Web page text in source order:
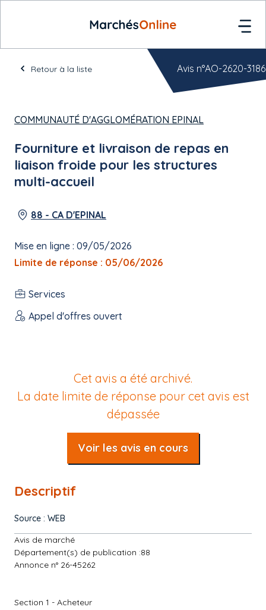
Retour à la liste
COMMUNAUTÉ D'AGGLOMÉRATION EPINAL
Fourniture et livraison de repas en
liaison froide pour les structures
multi-accueil
88 - CA D'EPINAL
Mise en ligne : 09/05/2026
Limite de réponse : 05/06/2026
Services
Appel d'offres ouvert
Avis n°AO-2620-3186
Cet avis a été archivé.
La date limite de réponse pour cet avis est
dépassée
Voir les avis en cours
Descriptif
Source : WEB
Avis de marché
Département(s) de publication :88
Annonce n° 26-45262
Section 1 - Acheteur